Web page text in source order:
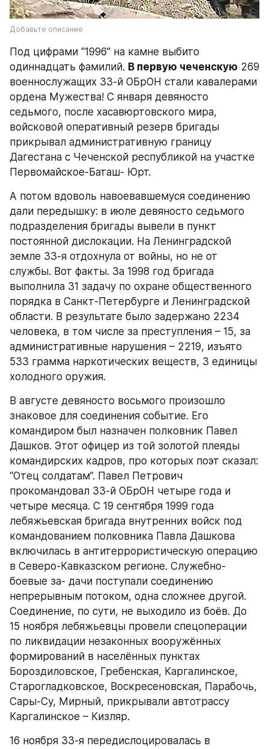
Добавьте описание
Под цифрами “1996” на камне выбито
одиннадцать фамилий. В первую чеченскую 269
военнослужащих 33-й ОБрОН стали кавалерами
ордена Мужества! С января девяносто
седьмого, после хасавюртовского мира,
войсковой оперативный резерв бригады
прикрывал административную границу
Дагестана с Чеченской республикой на участке
Первомайское-Баташ- Юрт.
А потом вдоволь навоевавшемуся соединению
дали передышку: в июле девяносто седьмого
подразделения бригады вывели в пункт
постоянной дислокации. На Ленинградской
земле 33-я отдохнула от войны, но не от
службы. Вот факты. За 1998 год бригада
выполнила 31 задачу по охране общественного
порядка в Санкт-Петербурге и Ленинградской
области. В результате было задержано 2234
человека, в том числе за преступления – 15, за
административные нарушения – 2219, изъято
533 грамма наркотических веществ, 3 единицы
холодного оружия.
В августе девяносто восьмого произошло
знаковое для соединения событие. Его
командиром был назначен полковник Павел
Дашков. Этот офицер из той золотой плеяды
командирских кадров, про которых поэт сказал:
“Отец солдатам”. Павел Петрович
прокомандовал 33-й ОБрОН четыре года и
четыре месяца. С 19 сентября 1999 года
лебяжьевская бригада внутренних войск под
командованием полковника Павла Дашкова
включилась в антитеррористическую операцию
в Северо-Кавказском регионе. Служебно-
боевые за- дачи поступали соединению
непрерывным потоком, одна сложнее другой.
Соединение, по сути, не выходило из боёв. До
15 ноября лебяжьевцы провели спецоперации
по ликвидации незаконных вооружённых
формирований в населённых пунктах
Бороздиловское, Гребенская, Каргалинское,
Старогладковское, Воскресеновская, Парабочь,
Сары-Су, Мирный, прикрывали автотрассу
Каргалинское – Кизляр.
16 ноября 33-я передислоцировалась в